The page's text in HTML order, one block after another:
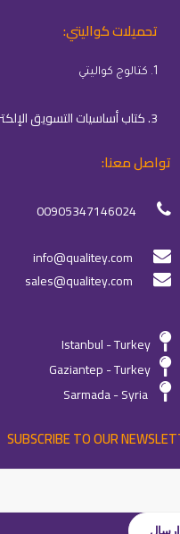
تحميلات كواليتي:
1. كتالوج كواليتي
3. كتاب أساسيات التسويق الإلكتروني
تواصل معنا:
00905347146024
info@qualitey.com
sales@qualitey.com
Istanbul - Turkey
Gaziantep - Turkey
Sarmada - Syria
SUBSCRIBE TO OUR